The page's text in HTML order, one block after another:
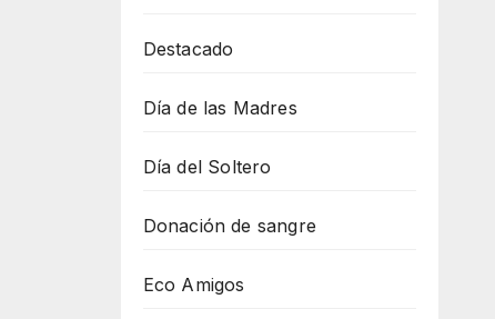
Destacado
Día de las Madres
Día del Soltero
Donación de sangre
Eco Amigos